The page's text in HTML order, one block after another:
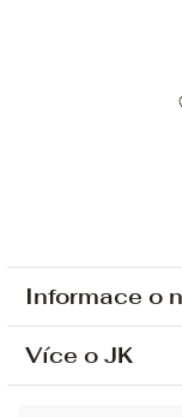
Informace o
Ochrana
Více o JK